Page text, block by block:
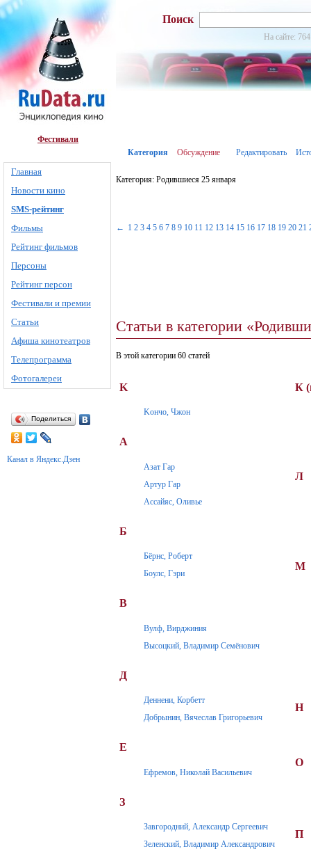
Фестивали
Главная
Новости кино
SMS-рейтинг
Фильмы
Рейтинг фильмов
Персоны
Рейтинг персон
Фестивали и премии
Статьи
Афиша кинотеатров
Телепрограмма
Фотогалереи
Поделиться
Канал в Яндекс.Дзен
Поиск
На сайте:
Категория Обсуждение Редактировать
Категория: Родившиеся 25 января
← 1 2 3 4 5 6 7 8 9 10 11 12 13 14 15 16 17 18 19 20 21
Статьи в категории
В этой категории 60 статей
K
Kончо, Чжон
А
Азат Гар
Артур Гар
Ассайяс, Оливье
Б
Бёрнс, Роберт
Боулс, Гэри
В
Вулф, Вирджиния
Высоцкий, Владимир Семёнович
Д
Деннени, Корбетт
Добрынин, Вячеслав Григорьевич
Е
Ефремов, Николай Васильевич
З
Завгородний, Александр Сергеевич
Зеленский, Владимир Александрович
К
Л
М
Н
О
П